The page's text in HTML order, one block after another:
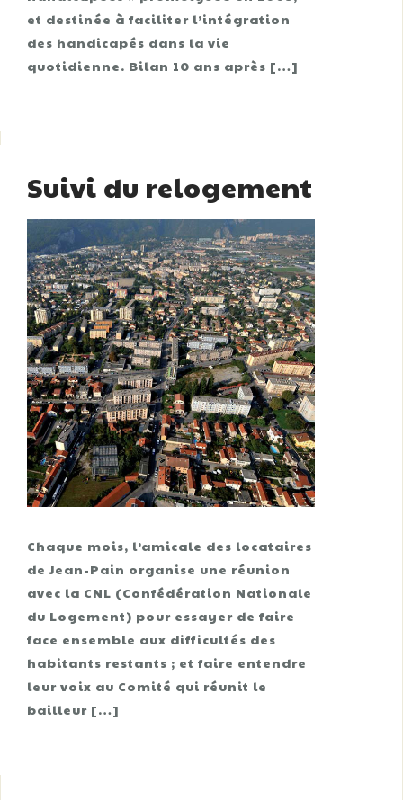
et destinée à faciliter l’intégration
des handicapés dans la vie
quotidienne. Bilan 10 ans après […]
Suivi du relogement
Chaque mois, l’amicale des locataires
de Jean-Pain organise une réunion
avec la CNL (Confédération Nationale
du Logement) pour essayer de faire
face ensemble aux difficultés des
habitants restants ; et faire entendre
leur voix au Comité qui réunit le
bailleur […]